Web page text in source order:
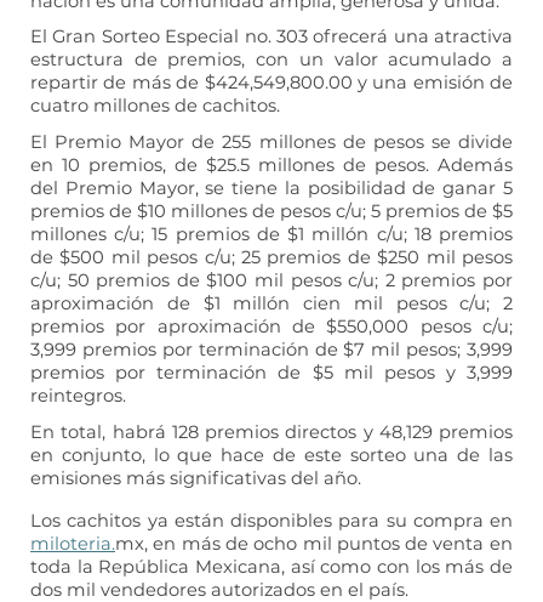
El Gran Sorteo Especial no. 303 ofrecerá una atractiva
estructura de premios, con un valor acumulado a
repartir de más de $424,549,800.00 y una emisión de
cuatro millones de cachitos.
El Premio Mayor de 255 millones de pesos se divide
en 10 premios, de $25.5 millones de pesos. Además
del Premio Mayor, se tiene la posibilidad de ganar 5
premios de $10 millones de pesos c/u; 5 premios de $5
millones c/u; 15 premios de $1 millón c/u; 18 premios
de $500 mil pesos c/u; 25 premios de $250 mil pesos
c/u; 50 premios de $100 mil pesos c/u; 2 premios por
aproximación de $1 millón cien mil pesos c/u; 2
premios por aproximación de $550,000 pesos c/u;
3,999 premios por terminación de $7 mil pesos; 3,999
premios por terminación de $5 mil pesos y 3,999
reintegros.
En total, habrá 128 premios directos y 48,129 premios
en conjunto, lo que hace de este sorteo una de las
emisiones más significativas del año.
Los cachitos ya están disponibles para su compra en
miloteria.mx, en más de ocho mil puntos de venta en
toda la República Mexicana, así como con los más de
dos mil vendedores autorizados en el país.